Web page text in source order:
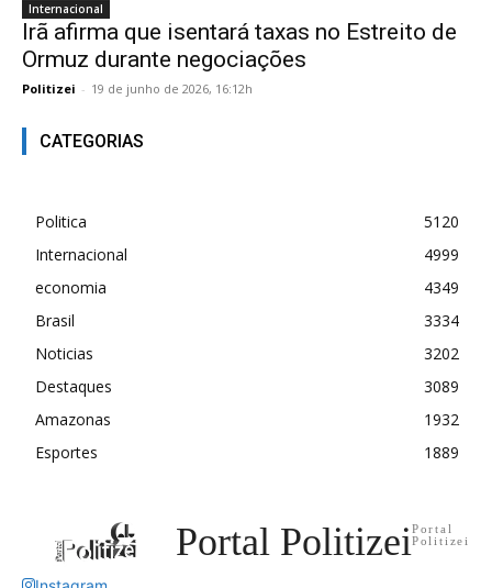
Internacional
Irã afirma que isentará taxas no Estreito de
Ormuz durante negociações
Politizei - 19 de junho de 2026, 16:12h
CATEGORIAS
Politica
5120
Internacional
4999
economia
4349
Brasil
3334
Noticias
3202
Destaques
3089
Amazonas
1932
Esportes
1889
Portal PolitizeiPortal
Politizei